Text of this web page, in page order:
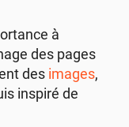
à
des pages
des images,
inspiré de